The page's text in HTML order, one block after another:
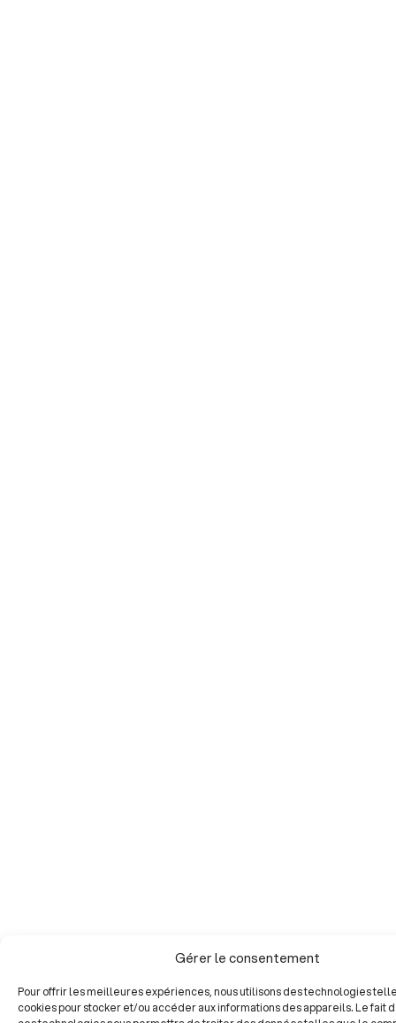
Gérer le consentement
Pour offrir les meilleures expériences, nous utilisons des technologies
cookies pour stocker et/ou accéder aux informations des appareils. Le fait